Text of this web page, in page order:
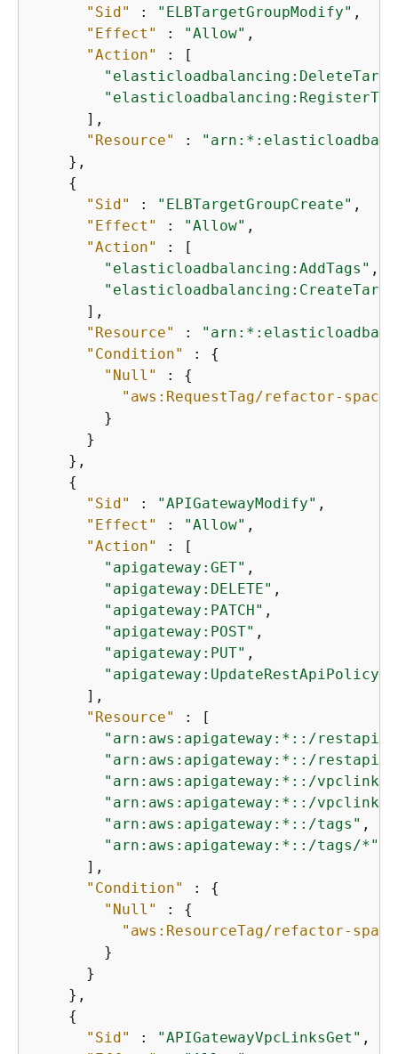
"Sid"
: "ELBTargetGroupModify" ,
"Effect"
: "Allow" ,
"Action"
: [
      ],
"Resource"
:
    },
{
"Sid"
: "ELBTargetGroupCreate" ,
"Effect"
: "Allow" ,
"Action"
: [
"elasticloadbalancing:AddTags" ,
      ],
"Resource"
:
"Condition"
: {
"Null"
: {
"aws:RequestTag/refactor-
        }
      }
    },
{
"Sid"
: "APIGatewayModify" ,
"Effect"
: "Allow" ,
"Action"
: [
"apigateway:GET" ,
"apigateway:DELETE" ,
"apigateway:PATCH" ,
"apigateway:POST" ,
"apigateway:PUT" ,
"apigateway:UpdateRestApiPolicy"
      ],
"Resource"
: [
"arn:aws:apigateway:*::/restapis"
"arn:aws:apigateway:*::/
"arn:aws:apigateway:*::/vpclinks"
"arn:aws:apigateway:*::/
"arn:aws:apigateway:*::/tags" ,
"arn:aws:apigateway:*::/tags/*"
      ],
"Condition"
: {
"Null"
: {
"aws:ResourceTag/refactor-
        }
      }
    },
{
"Sid"
: "APIGatewayVpcLinksGet" ,